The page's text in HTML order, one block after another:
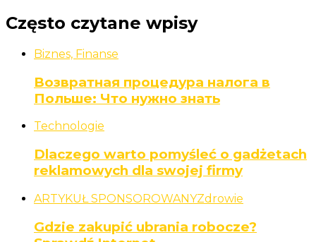
Często czytane wpisy
Biznes, Finanse
Возвратная процедура налога в
Польше: Что нужно знать
Technologie
Dlaczego warto pomyśleć o gadżetach
reklamowych dla swojej firmy
ARTYKUŁ SPONSOROWANYZdrowie
Gdzie zakupić ubrania robocze?